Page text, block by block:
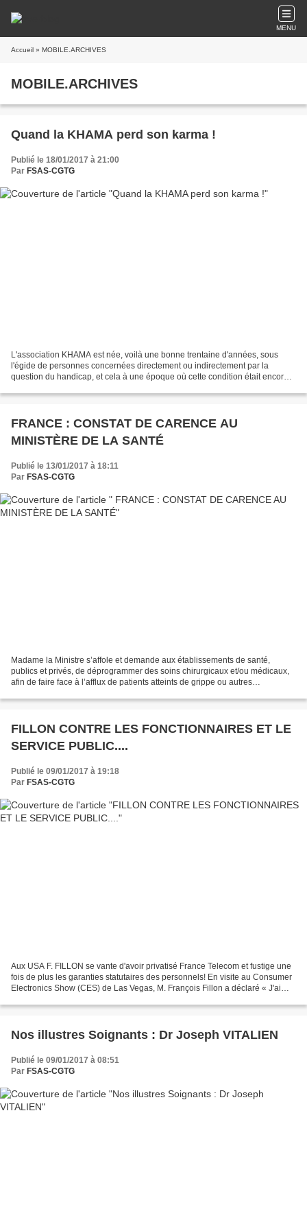
MENU
Accueil » MOBILE.ARCHIVES
MOBILE.ARCHIVES
Quand la KHAMA perd son karma !
Publié le 18/01/2017 à 21:00
Par FSAS-CGTG
L'association KHAMA est née, voilà une bonne trentaine d'années, sous
l'égide de personnes concernées directement ou indirectement par la
question du handicap, et cela à une époque où cette condition était encore
FRANCE : CONSTAT DE CARENCE AU
MINISTÈRE DE LA SANTÉ
Publié le 13/01/2017 à 18:11
Par FSAS-CGTG
Madame la Ministre s’affole et demande aux établissements de santé,
publics et privés, de déprogrammer des soins chirurgicaux et/ou médicaux,
afin de faire face à l’afflux de patients atteints de grippe ou autres
FILLON CONTRE LES FONCTIONNAIRES ET LE
SERVICE PUBLIC....
Publié le 09/01/2017 à 19:18
Par FSAS-CGTG
Aux USA F. FILLON se vante d'avoir privatisé France Telecom et fustige une
fois de plus les garanties statutaires des personnels! En visite au Consumer
Electronics Show (CES) de Las Vegas, M. François Fillon a déclaré « J'ai
Nos illustres Soignants : Dr Joseph VITALIEN
Publié le 09/01/2017 à 08:51
Par FSAS-CGTG